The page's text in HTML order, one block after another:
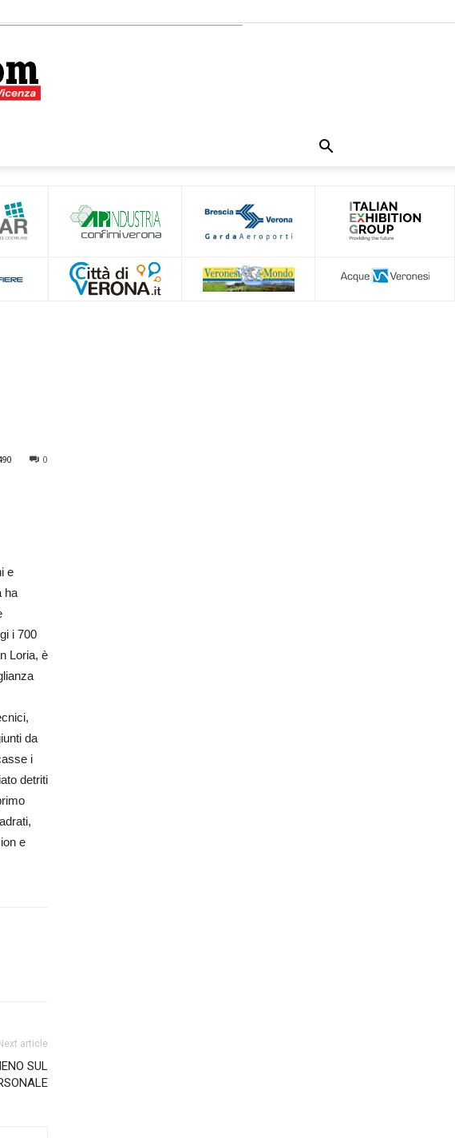
0
e
ha
i 700
Loria, è
da
i
detriti
e
article
SUL